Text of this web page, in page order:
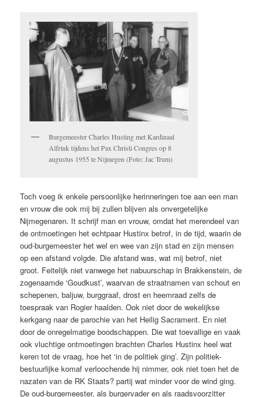
Burgemeester Charles Husting met Kardinaal
Alfrink tijdens het Pax Christi Congres op 8
augustus 1955 te Nijmegen (Foto: Jac Trum)
Toch voeg ik enkele persoonlijke herinneringen toe aan een man
en vrouw die ook mij bij zullen blijven als onvergetelijke
Nijmegenaren. It schrijf man en vrouw, omdat het merendeel van
de ontmoetingen het echtpaar Hustinx betrof, in de tijd, waarin de
oud-burgemeester het wel en wee van zijn stad en zijn mensen
op een afstand volgde. Die afstand was, wat mij betrof, niet
groot. Feitelijk niet vanwege het nabuurschap in Brakkenstein, de
zogenaamde ‘Goudkust’, waarvan de straatnamen van schout en
schepenen, baljuw, burggraaf, drost en heemraad zelfs de
toespraak van Rogier haalden. Ook niet door de wekelijkse
kerkgang naar de parochie van het Heilig Sacrament. En niet
door de onregelmatige boodschappen. Die wat toevallige en vaak
ook vluchtige ontmoetingen brachten Charles Hustinx heel wat
keren tot de vraag, hoe het ‘in de politiek ging’. Zijn politiek-
bestuurlijke komaf verloochende hij nimmer, ook niet toen het de
nazaten van de RK Staats? partij wat minder voor de wind ging.
De oud-burgemeester, als burgervader en als raadsvoorzitter